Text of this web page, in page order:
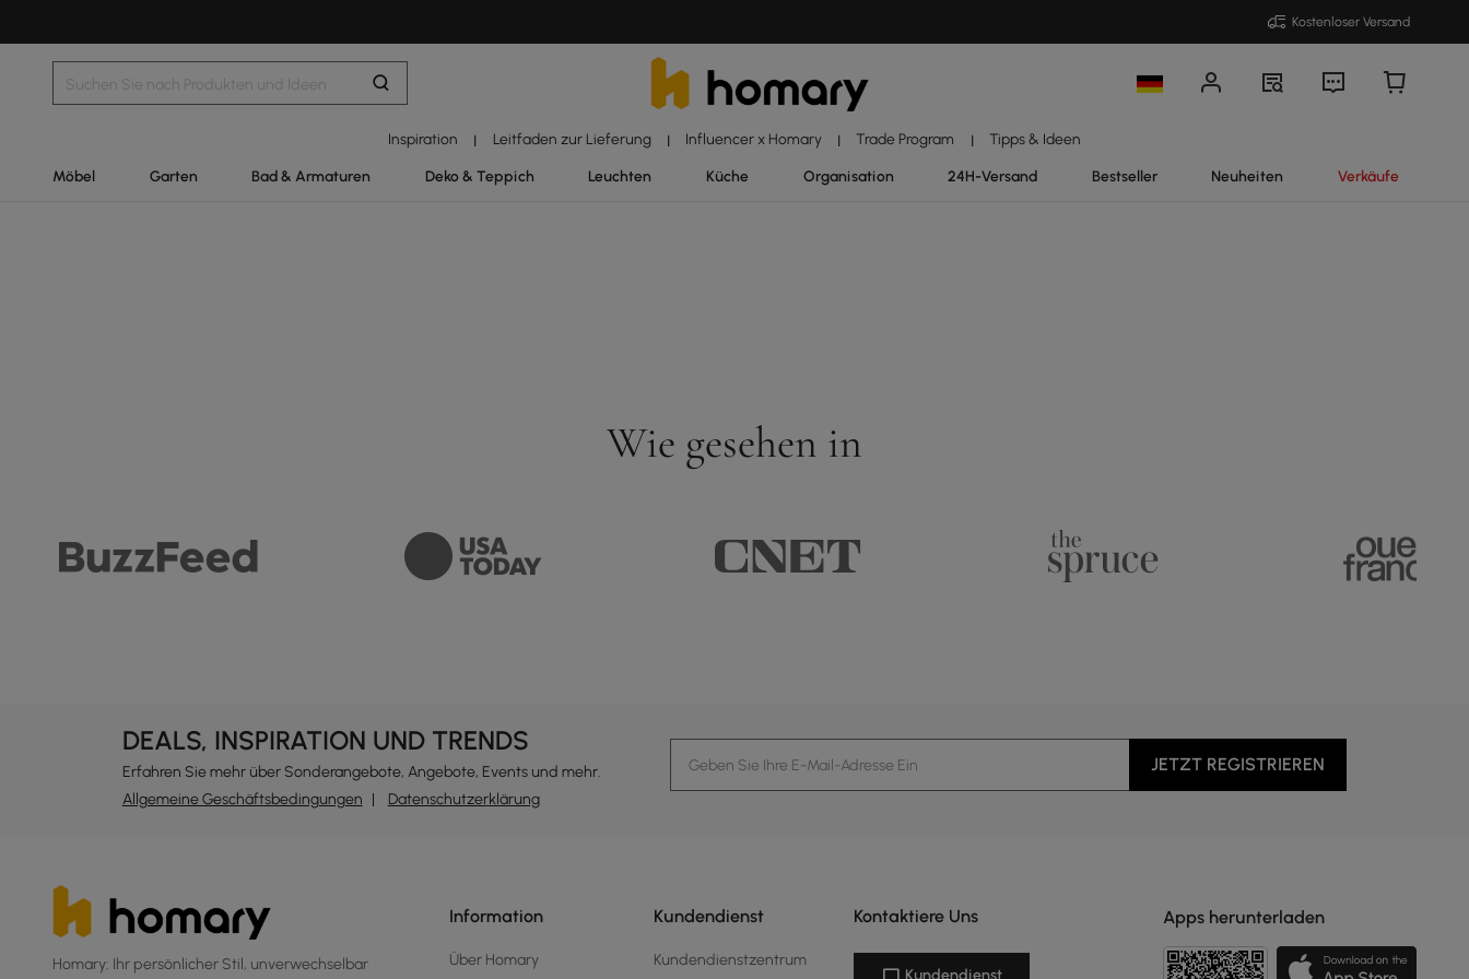
Kostenloser Versand
Inspiration | Leitfaden zur Lieferung | Influencer x Homary | Trade Program | Tipps & Ideen
Möbel Garten Bad & Armaturen Deko & Teppich Leuchten Küche Organisation 24H-Versand Bestseller Neuheiten Verkäufe
Wie gesehen in
DEALS, INSPIRATION UND TRENDS
Erfahren Sie mehr über Sonderangebote, Angebote, Events und mehr.
Allgemeine Geschäftsbedingungen
Datenschutzerklärung
JETZT REGISTRIEREN
Homary: Ihr persönlicher Stil, unverwechselbar
Information
Über Homary
Kundendienst
Kundendienstzentrum
Kontaktiere Uns
Kundendienst
Apps herunterladen